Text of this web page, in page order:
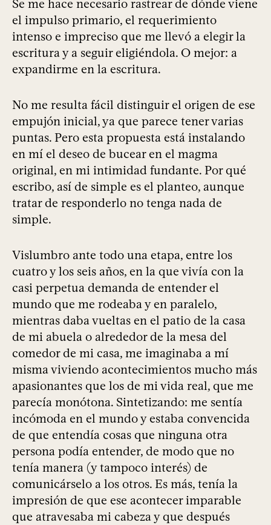
Se me hace necesario rastrear de dónde viene
el impulso primario, el requerimiento
intenso e impreciso que me llevó a elegir la
escritura y a seguir eligiéndola. O mejor: a
expandirme en la escritura.
No me resulta fácil distinguir el origen de ese
empujón inicial, ya que parece tener varias
puntas. Pero esta propuesta está instalando
en mí el deseo de bucear en el magma
original, en mi intimidad fundante. Por qué
escribo, así de simple es el planteo, aunque
tratar de responderlo no tenga nada de
simple.
Vislumbro ante todo una etapa, entre los
cuatro y los seis años, en la que vivía con la
casi perpetua demanda de entender el
mundo que me rodeaba y en paralelo,
mientras daba vueltas en el patio de la casa
de mi abuela o alrededor de la mesa del
comedor de mi casa, me imaginaba a mí
misma viviendo acontecimientos mucho más
apasionantes que los de mi vida real, que me
parecía monótona. Sintetizando: me sentía
incómoda en el mundo y estaba convencida
de que entendía cosas que ninguna otra
persona podía entender, de modo que no
tenía manera (y tampoco interés) de
comunicárselo a los otros. Es más, tenía la
impresión de que ese acontecer imparable
que atravesaba mi cabeza y que después